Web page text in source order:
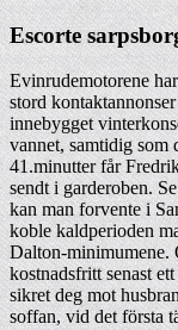
Escorte
Evinrudemotorene
stord
innebygget
vannet, samtidig som
41.minutter får
sendt i garderoben.
kan man forvente i
koble kaldperioden
Dalton-minimumene.
kostnadsfritt senast
sikret deg mot
soffan, vid det första